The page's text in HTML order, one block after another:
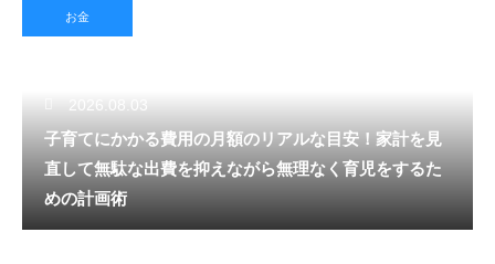
お金
2026.08.03
子育てにかかる費用の月額のリアルな目安！家計を見
直して無駄な出費を抑えながら無理なく育児をするた
めの計画術